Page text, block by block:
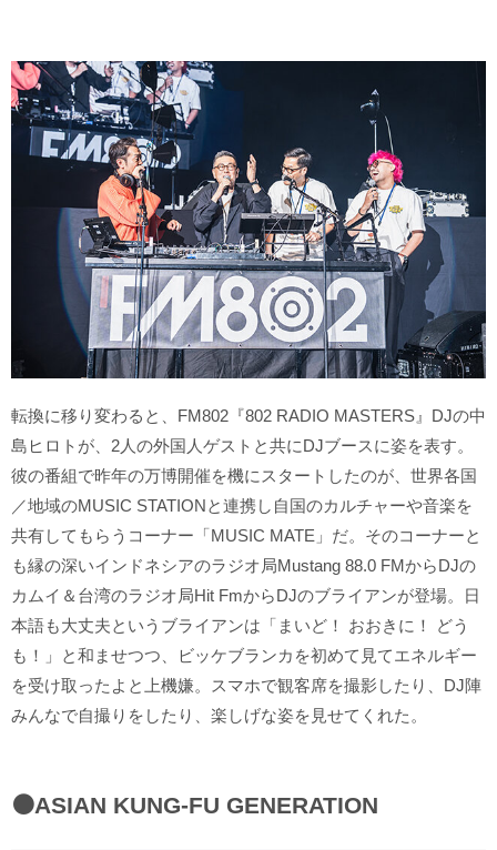
転換に移り変わると、FM802『802 RADIO MASTERS』DJの中
島ヒロトが、2人の外国人ゲストと共にDJブースに姿を表す。
彼の番組で昨年の万博開催を機にスタートしたのが、世界各国
／地域のMUSIC STATIONと連携し自国のカルチャーや音楽を
共有してもらうコーナー「MUSIC MATE」だ。そのコーナーと
も縁の深いインドネシアのラジオ局Mustang 88.0 FMからDJの
カムイ＆台湾のラジオ局Hit FmからDJのブライアンが登場。日
本語も大丈夫というブライアンは「まいど！ おおきに！ どう
も！」と和ませつつ、ビッケブランカを初めて見てエネルギー
を受け取ったよと上機嫌。スマホで観客席を撮影したり、DJ陣
みんなで自撮りをしたり、楽しげな姿を見せてくれた。
⚫️ASIAN KUNG-FU GENERATION